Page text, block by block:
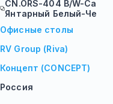
CN.ORS-404 B/W-Са
Янтарный Белый-Че
Офисные столы
RV Group (Riva)
Концепт (CONCEPT)
Россия